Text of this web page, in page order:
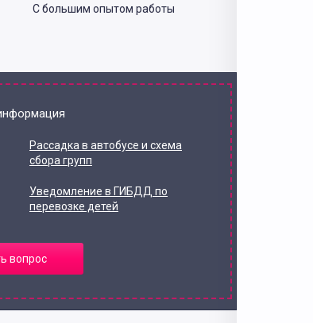
С большим опытом работы
Рассадка в автобусе и схема
сбора групп
Уведомление в ГИБДД по
перевозке детей
вопрос